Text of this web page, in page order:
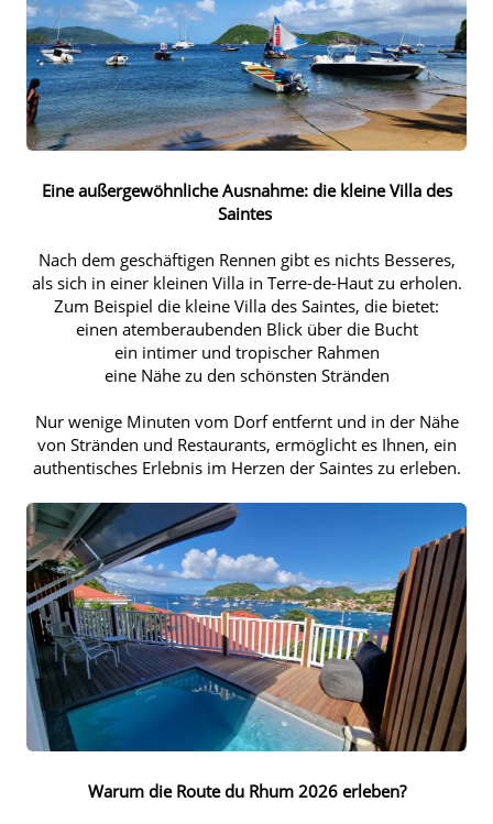
Eine außergewöhnliche Ausnahme: die kleine Villa des
Saintes
Nach dem geschäftigen Rennen gibt es nichts Besseres,
als sich in einer kleinen Villa in Terre-de-Haut zu erholen.
Zum Beispiel die kleine Villa des Saintes, die bietet:
einen atemberaubenden Blick über die Bucht
ein intimer und tropischer Rahmen
eine Nähe zu den schönsten Stränden
Nur wenige Minuten vom Dorf entfernt und in der Nähe
von Stränden und Restaurants, ermöglicht es Ihnen, ein
authentisches Erlebnis im Herzen der Saintes zu erleben.
Warum die Route du Rhum 2026 erleben?